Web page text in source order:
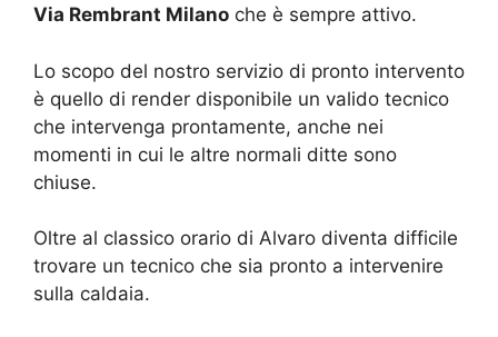
Via Rembrant Milano che è sempre attivo.
Lo scopo del nostro servizio di pronto intervento
è quello di render disponibile un valido tecnico
che intervenga prontamente, anche nei
momenti in cui le altre normali ditte sono
chiuse.
Oltre al classico orario di Alvaro diventa difficile
trovare un tecnico che sia pronto a intervenire
sulla caldaia.